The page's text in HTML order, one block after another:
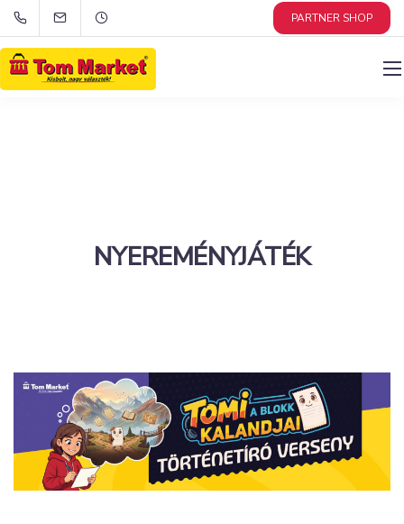
PARTNER SHOP
NYEREMÉNYJÁTÉK